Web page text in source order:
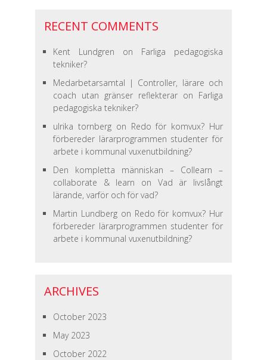
RECENT COMMENTS
Kent Lundgren on Farliga pedagogiska
tekniker?
Medarbetarsamtal | Controller, lärare och
coach utan gränser reflekteraron Farliga
pedagogiska tekniker?
ulrika tornbergon Redo för komvux? Hur
förbereder lärarprogrammen studenter för
arbete i kommunal vuxenutbildning?
Den kompletta människan – Collearn –
collaborate & learn on Vad är livslångt
lärande, varför och för vad?
Martin Lundbergon Redo för komvux? Hur
förbereder lärarprogrammen studenter för
arbete i kommunal vuxenutbildning?
ARCHIVES
October 2023
May 2023
October 2022